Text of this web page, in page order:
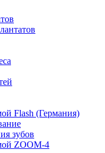
Flash (Германия)
зубов
ZOOM-4